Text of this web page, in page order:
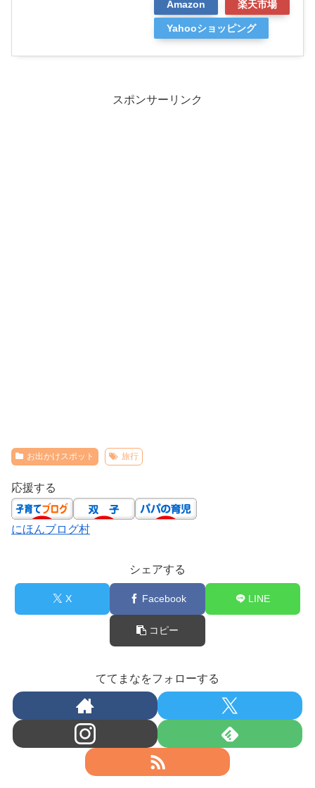
Amazon 楽天市場
Yahooショッピング
スポンサーリンク
お出かけスポット 旅行
応援する
にほんブログ村
シェアする
X Facebook LINE
コピー
ててまなをフォローする